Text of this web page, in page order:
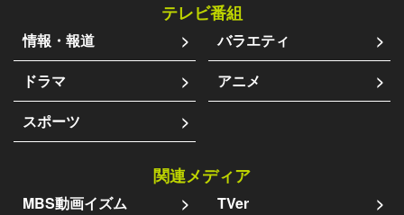
テレビ番組
情報・報道
バラエティ
ドラマ
アニメ
スポーツ
関連メディア
MBS動画イズム TVer